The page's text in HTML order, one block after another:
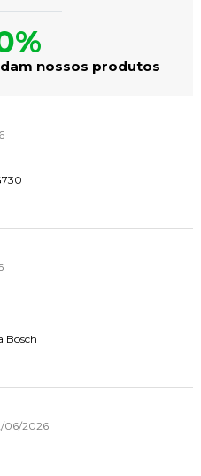
nossos produtos
Bosch
06/2026